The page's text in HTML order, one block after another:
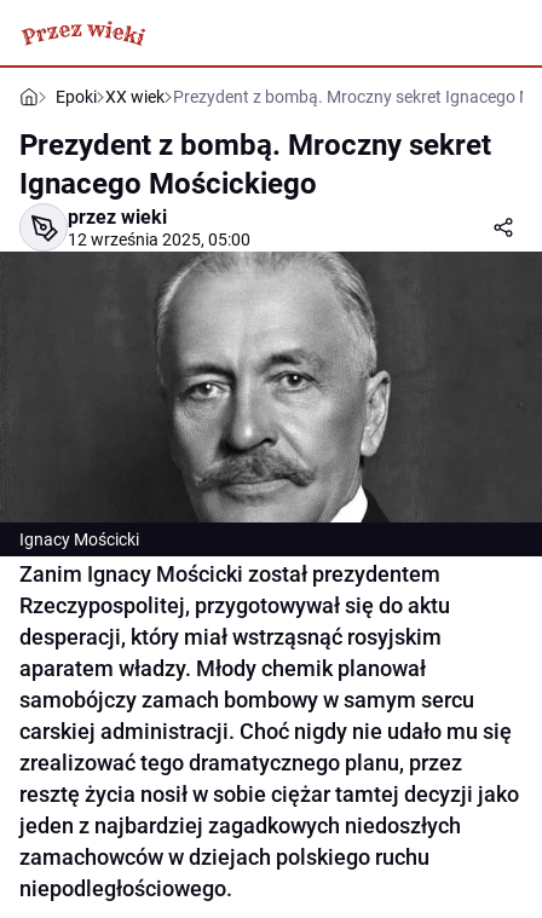
Epoki XX wiek Prezydent z bombą. Mroczny sekret Ignacego
Prezydent z bombą. Mroczny sekret
Ignacego Mościckiego
przez wieki
12 września 2025, 05:00
Ignacy Mościcki
Zanim Ignacy Mościcki został prezydentem
Rzeczypospolitej, przygotowywał się do aktu
desperacji, który miał wstrząsnąć rosyjskim
aparatem władzy. Młody chemik planował
samobójczy zamach bombowy w samym sercu
carskiej administracji. Choć nigdy nie udało mu się
zrealizować tego dramatycznego planu, przez
resztę życia nosił w sobie ciężar tamtej decyzji jako
jeden z najbardziej zagadkowych niedoszłych
zamachowców w dziejach polskiego ruchu
niepodległościowego.